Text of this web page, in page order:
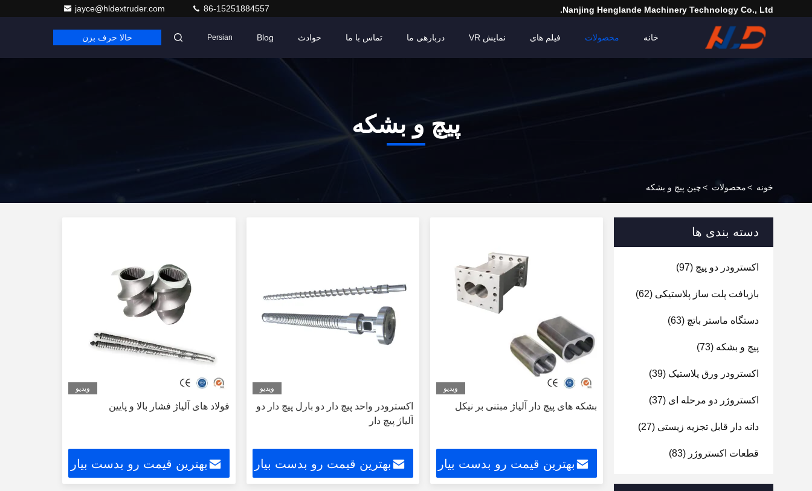
Nanjing Henglande Machinery Technology Co., Ltd.
jayce@hldextruder.com 86-15251884557
خانه محصولات فیلم های نمایش VR دربارهی ما تماس با ما حوادث Blog
Persian حالا حرف بزن
پیچ و بشکه
خونه >محصولات >چین پیچ و بشکه
دسته بندی ها
اکسترودر دو پیچ (97)
بازیافت پلت ساز پلاستیکی (62)
دستگاه ماستر باتچ (63)
پیچ و بشکه (73)
اکسترودر ورق پلاستیک (39)
اکستروژر دو مرحله ای (37)
دانه دار قابل تجزیه زیستی (27)
قطعات اکستروژر (83)
ویدیو
بشکه های پیچ دار آلیاژ مبتنی بر نیکل
بهترین قیمت رو بدست بیار
ویدیو
اکسترودر واحد پیچ دار دو بارل پیچ دار دو
آلیاژ پیچ دار
بهترین قیمت رو بدست بیار
ویدیو
فولاد های آلیاژ فشار بالا و پایین
بهترین قیمت رو بدست بیار